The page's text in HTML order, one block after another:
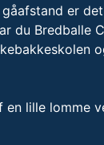
er
du Bredballe
lille lomme